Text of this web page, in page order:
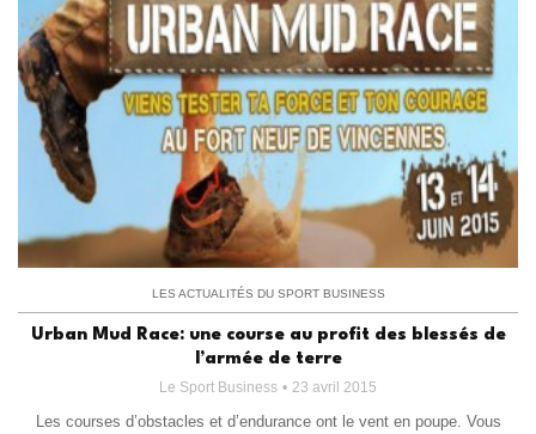
LES ACTUALITÉS DU SPORT BUSINESS
Urban Mud Race: une course au profit des blessés de
l’armée de terre
Le Sport Business 23 avril 2015
Les courses d’obstacles et d’endurance ont le vent en poupe. Vous